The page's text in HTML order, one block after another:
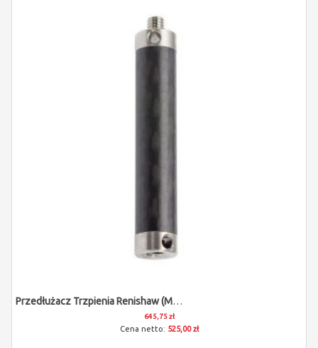
Przedłużacz Trzpienia Renishaw (M5/L60)
645,75 zł
525,00 zł